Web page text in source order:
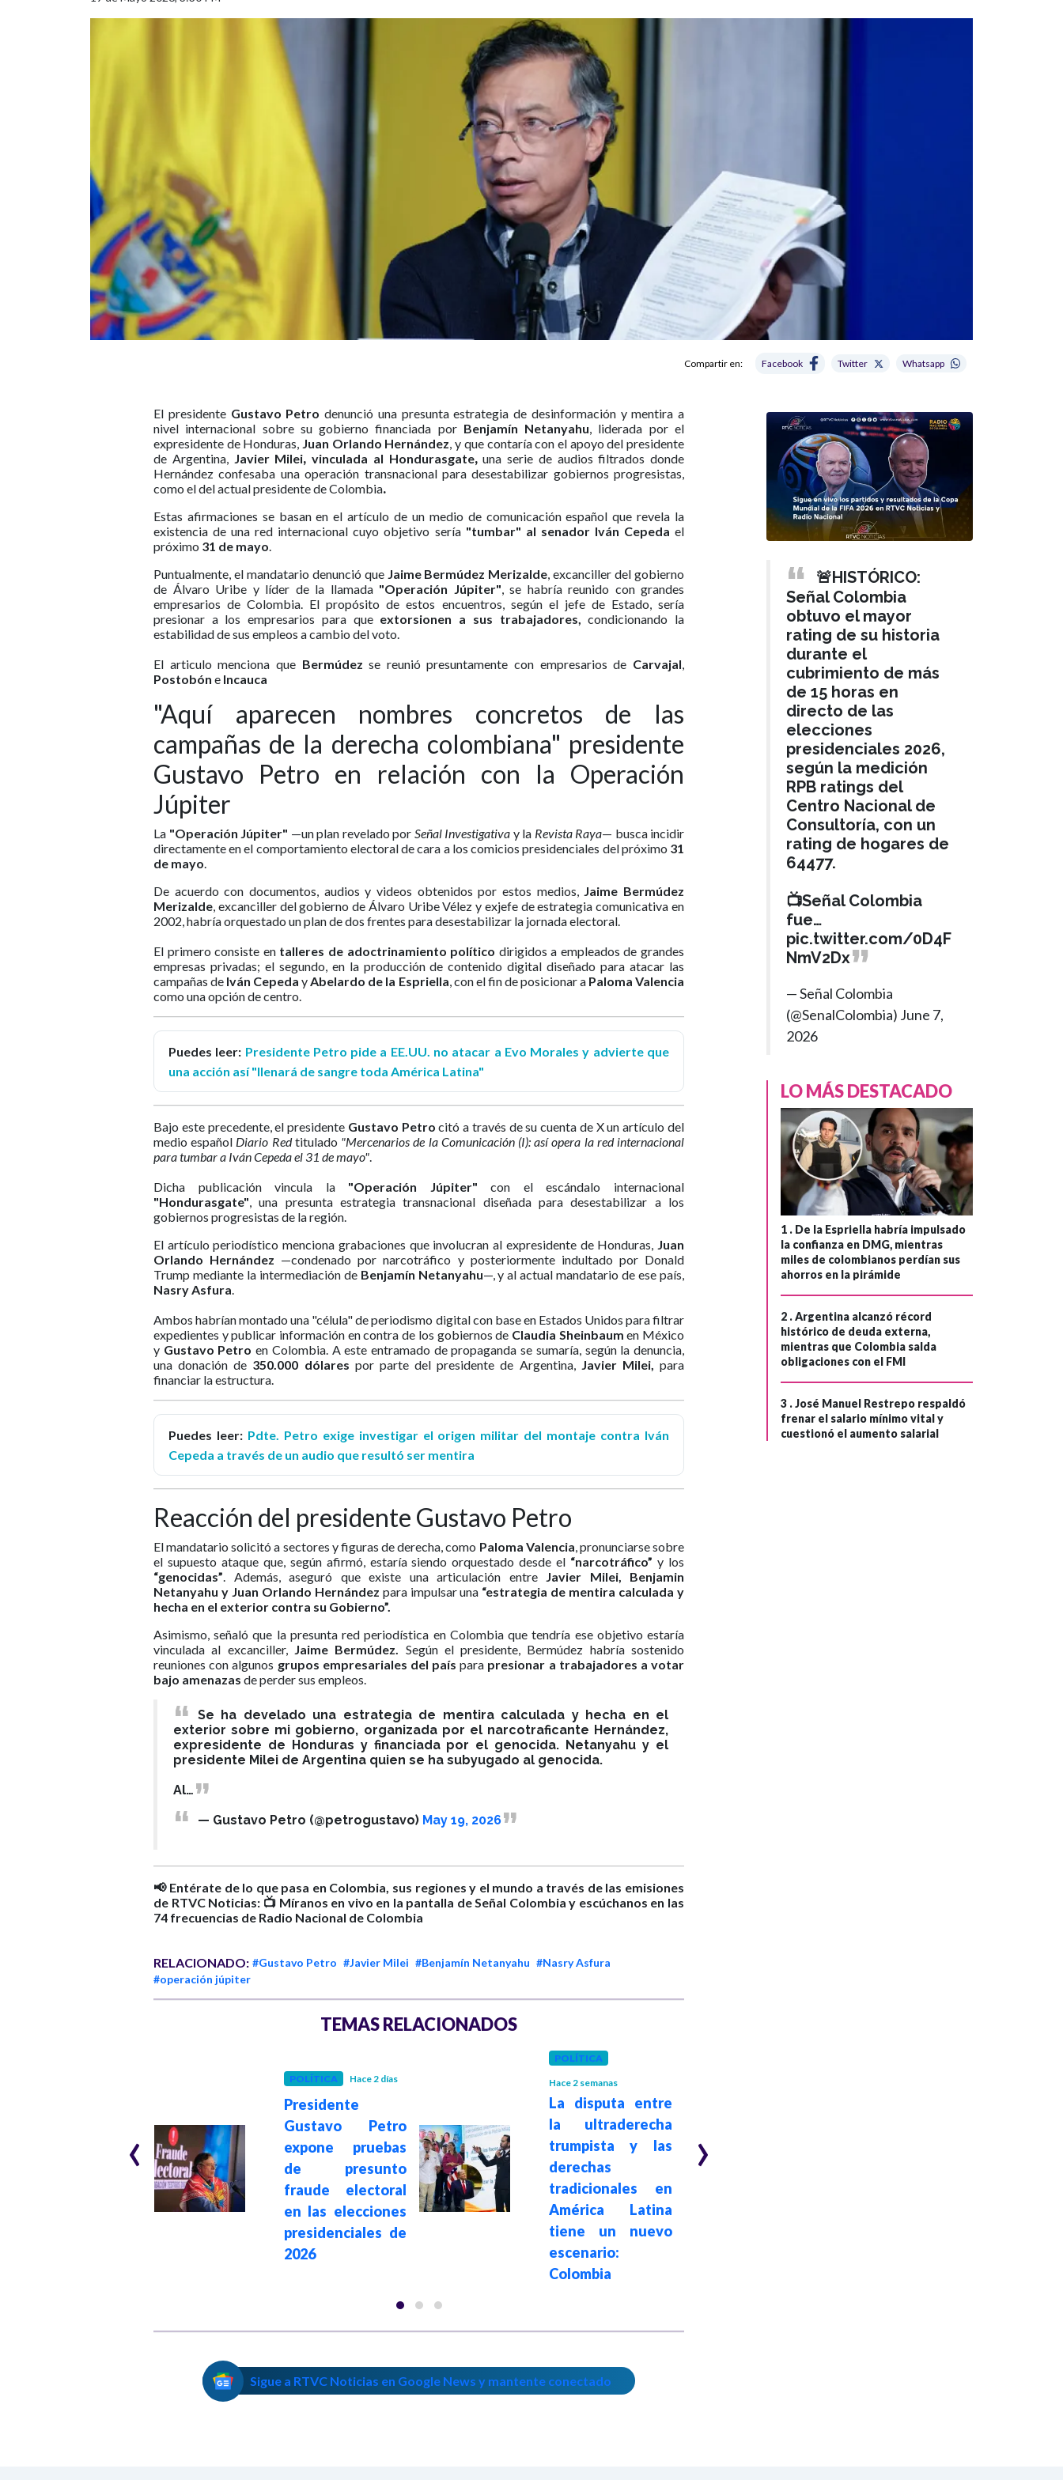
Compartir en: Facebook Twitter Whatsapp
El presidente Gustavo Petro denunció una presunta estrategia de desinformación y mentira a
nivel internacional sobre su gobierno financiada por Benjamín Netanyahu, liderada por el
expresidente de Honduras, Juan Orlando Hernández, y que contaría con el apoyo del presidente
de Argentina,Javier Milei, vinculada al Hondurasgate,una serie de audios filtrados donde
Hernández confesaba una operación transnacional para desestabilizar gobiernos progresistas,
como el del actual presidente de Colombia.
Estas afirmaciones se basan en el artículo de un medio de comunicación español que revela la
existencia de una red internacional cuyo objetivo sería "tumbar" al senador Iván Cepeda el
próximo 31 de mayo.
Puntualmente, el mandatario denunció queJaime Bermúdez Merizalde, excanciller del gobierno
de Álvaro Uribe y líder de la llamada "Operación Júpiter", se habría reunido con grandes
empresarios de Colombia. El propósito de estos encuentros, según el jefe de Estado, sería
presionar a los empresarios para que extorsionen a sus trabajadores, condicionando la
estabilidad de sus empleos a cambio del voto.
El articulo menciona que Bermúdezse reunió presuntamente con empresarios de Carvajal,
Postobón e Incauca
"Aquí aparecen nombres concretos de las
campañas de la derecha colombiana" presidente
Gustavo Petro en relación con la Operación
Júpiter
La "Operación Júpiter" —un plan revelado por Señal Investigativa y la Revista Raya— busca incidir
directamente en el comportamiento electoral de cara a los comicios presidenciales del próximo 31
de mayo.
De acuerdo con documentos, audios y videos obtenidos por estos medios, Jaime Bermúdez
Merizalde, excanciller del gobierno de Álvaro Uribe Vélez y exjefe de estrategia comunicativa en
2002, habría orquestado un plan de dos frentes para desestabilizar la jornada electoral.
El primero consiste en talleres de adoctrinamiento político dirigidos a empleados de grandes
empresas privadas; el segundo, en la producción de contenido digital diseñado para atacar las
campañas de Iván Cepeda yAbelardo de la Espriella, con el fin de posicionar a Paloma Valencia
como una opción de centro.
Puedes leer: Presidente Petro pide a EE.UU. no atacar a Evo Morales y advierte que
una acción así "llenará de sangre toda América Latina"
Bajo este precedente, el presidente Gustavo Petro citó a través de su cuenta de X un artículo del
medio español Diario Redtitulado "Mercenarios de la Comunicación (I): así opera la red internacional
para tumbar a Iván Cepeda el 31 de mayo".
Dicha publicación vincula la"Operación Júpiter" con el escándalo internacional
"Hondurasgate", una presunta estrategia transnacional diseñada para desestabilizar a los
gobiernos progresistas de la región.
El artículo periodístico menciona grabaciones que involucran al expresidente de Honduras, Juan
Orlando Hernández —condenado por narcotráfico y posteriormente indultado por Donald
Trump mediante la intermediación de Benjamín Netanyahu—, y al actual mandatario de ese país,
Nasry Asfura.
Ambos habrían montado una "célula" de periodismo digital con base en Estados Unidos para filtrar
expedientes y publicar información en contra de los gobiernos de Claudia Sheinbaum en México
y Gustavo Petroen Colombia. A este entramado de propaganda se sumaría, según la denuncia,
una donación de 350.000 dólares por parte del presidente de Argentina, Javier Milei,para
financiar la estructura.
Puedes leer: Pdte. Petro exige investigar el origen militar del montaje contra Iván
Cepeda a través de un audio que resultó ser mentira
Reacción del presidente Gustavo Petro
El mandatario solicitó a sectores y figuras de derecha, como Paloma Valencia, pronunciarse sobre
el supuesto ataque que, según afirmó, estaría siendo orquestado desde el “narcotráfico” y los
“genocidas”. Además, aseguró que existe una articulación entre Javier Milei, Benjamin
Netanyahu y Juan Orlando Hernández para impulsar una “estrategia de mentira calculada y
hecha en el exterior contra su Gobierno”.
Asimismo, señaló que la presunta red periodística en Colombia que tendría ese objetivo estaría
vinculada al excanciller, Jaime Bermúdez. Según el presidente, Bermúdez habría sostenido
reuniones con algunos grupos empresariales del país para presionar a trabajadores a votar
bajo amenazas de perder sus empleos.
Se ha develado una estrategia de mentira calculada y hecha en el
exterior sobre mi gobierno, organizada por el narcotraficante Hernández,
expresidente de Honduras y financiada por el genocida. Netanyahu y el
presidente Milei de Argentina quien se ha subyugado al genocida.
Al…
— Gustavo Petro (@petrogustavo) May 19, 2026
📢 Entérate de lo que pasa en Colombia, sus regiones y el mundo a través de las emisiones
de RTVC Noticias: 📺 Míranos en vivo en la pantalla de Señal Colombia y escúchanos en las
74 frecuencias de Radio Nacional de Colombia
RELACIONADO: #Gustavo Petro #Javier Milei #Benjamín Netanyahu #Nasry Asfura
#operación júpiter
TEMAS RELACIONADOS
desempleo que el
POLÍTICA Hace 2 días
Presidente
Gustavo Petro
expone pruebas
de presunto
fraude electoral
en las elecciones
presidenciales de
2026
POLÍTICA
Hace 2 semanas
La disputa entre
la ultraderecha
trumpista y las
derechas
tradicionales en
América Latina
tiene un nuevo
escenario:
Colombia
‹ ›
Sigue a RTVC Noticias en Google News y mantente conectado
🚨HISTÓRICO:
Señal Colombia
obtuvo el mayor
rating de su historia
durante el
cubrimiento de más
de 15 horas en
directo de las
elecciones
presidenciales 2026,
según la medición
RPB ratings del
Centro Nacional de
Consultoría, con un
rating de hogares de
64477.
📺Señal Colombia
fue…
pic.twitter.com/0D4F
NmV2Dx
— Señal Colombia
(@SenalColombia) June 7,
2026
LO MÁS DESTACADO
1 . De la Espriella habría impulsado
la confianza en DMG, mientras
miles de colombianos perdían sus
ahorros en la pirámide
2 .Argentina alcanzó récord
histórico de deuda externa,
mientras que Colombia salda
obligaciones con el FMI
3 .José Manuel Restrepo respaldó
frenar el salario mínimo vital y
cuestionó el aumento salarial